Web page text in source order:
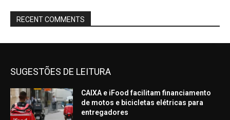
RECENT COMMENTS
SUGESTÕES DE LEITURA
CAIXA e iFood facilitam financiamento
de motos e bicicletas elétricas para
entregadores